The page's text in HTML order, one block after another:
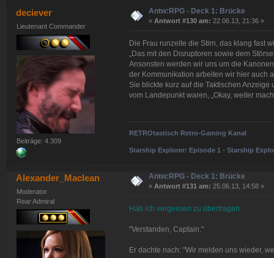
deciever
Lieutenant Commander
Beiträge: 4.309
Antw:RPG - Deck 1: Brücke
« Antwort #130 am: 22.06.13, 21:36 »
Die Frau runzelte die Stirn, das klang fast
„Das mit den Disruptoren sowie dem
Ansonsten werden wir uns um die
der Kommunikation arbeiten wir hier auch
Sie blickte kurz auf die Taktischen
vom Landepunkt waren, „Okay, weiter
RETROtastisch Retro-Gaming Kanal
Starship Explorer: Episode 1 - Starship
Alexander_Maclean
Moderator
Rear Admiral
Antw:RPG - Deck 1: Brücke
« Antwort #131 am: 25.06.13, 14:58 »
Hab ich vergessen zu übertragen
"Verstanden, Captain."
Er dachte nach: "Wir melden uns wieder,